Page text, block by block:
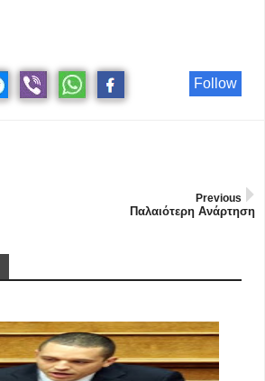
Follow
Previous
Παλαιότερη Ανάρτηση